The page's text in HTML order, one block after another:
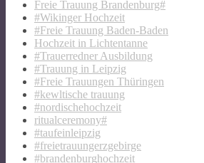
Freie Trauung Brandenburg#
#Wikinger Hochzeit
#Freie Trauung Baden-Baden
Hochzeit in Lichtentanne
#Trauerredner Ausbildung
#Trauung in Leipzig
#Freie Trauungen Thüringen
#kewltische trauung
#nordischehochzeit
ritualceremony#
#taufeinleipzig
#freietrauungerzgebirge
#brandenburghochzeit